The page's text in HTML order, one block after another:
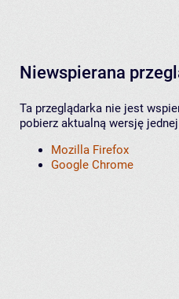
Niewspierana
Ta przeglądarka nie jest
pobierz aktualną wersję
Mozilla Firefox
Google Chrome